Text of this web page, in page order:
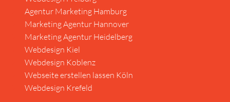
Agentur Marketing Hamburg
Marketing Agentur Hannover
Marketing Agentur Heidelberg
Webdesign Kiel
Webdesign Koblenz
Webseite erstellen lassen Köln
Webdesign Krefeld